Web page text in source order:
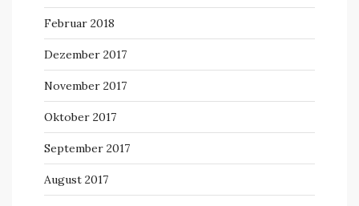
Februar 2018
Dezember 2017
November 2017
Oktober 2017
September 2017
August 2017